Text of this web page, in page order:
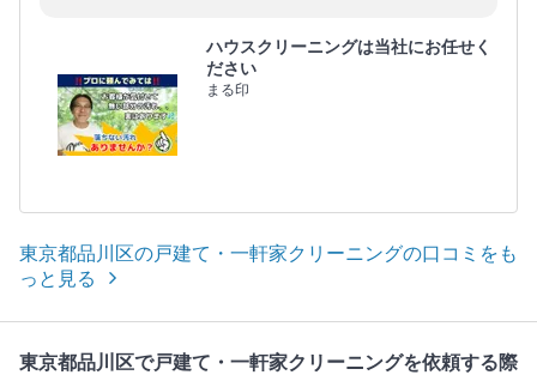
ハウスクリーニングは当社にお任せく
ださい
まる印
東京都品川区の戸建て・一軒家クリーニングの口コミをも
っと見る
東京都品川区で戸建て・一軒家クリーニングを依頼する際